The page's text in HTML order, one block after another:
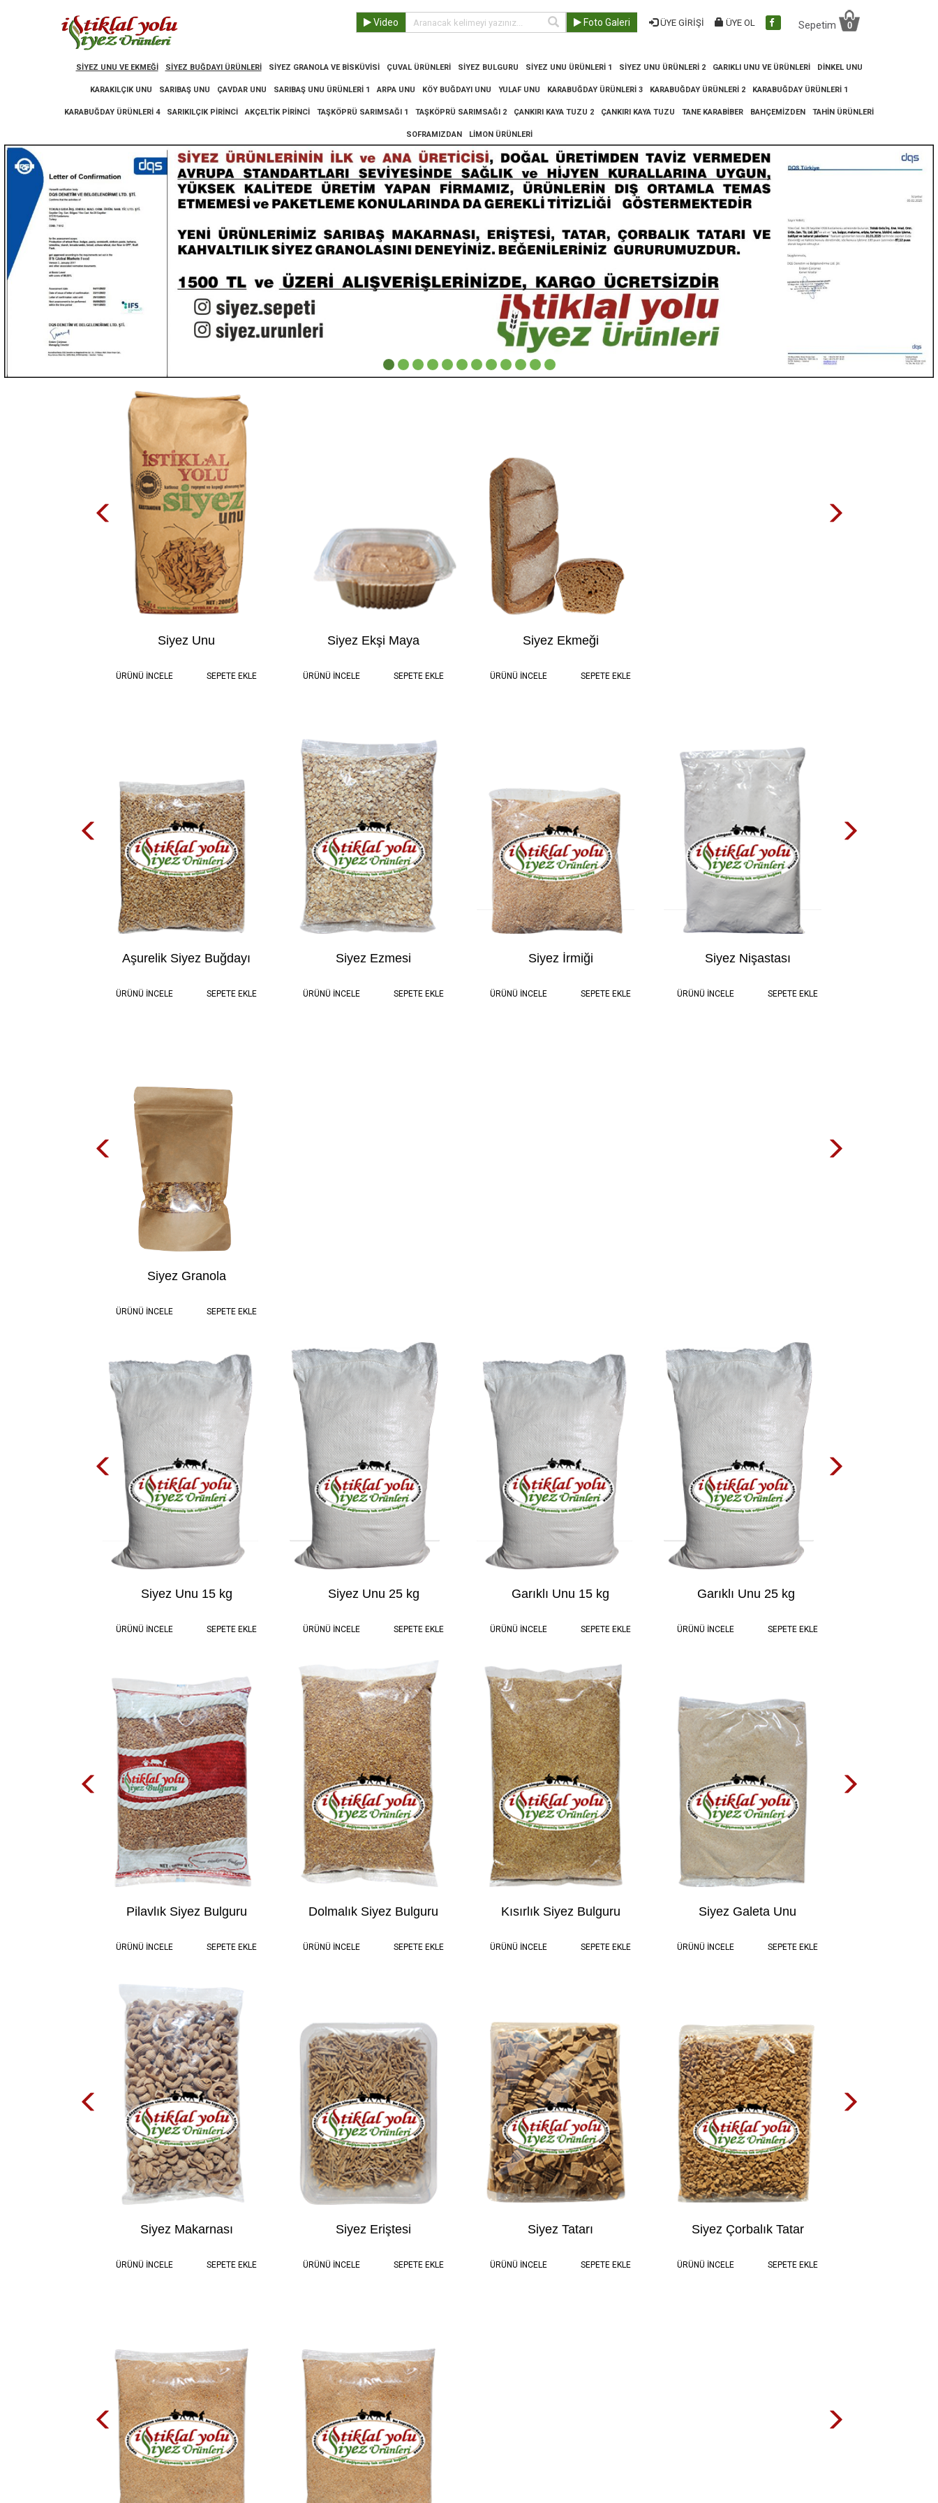
Sepetim 0
ÜYE GİRİŞİ ÜYE OL
Foto Galeri
Video
SIYEZ UNU VE EKMEĞI SIYEZ BUĞDAYI ÜRÜNLERI SIYEZ GRANOLA VE BISKÜVISI ÇUVAL ÜRÜNLERI SIYEZ BULGURU SIYEZ UNU ÜRÜNLERI 1 SIYEZ UNU ÜRÜNLERI 2 GARIKLI UNU VE ÜRÜNLERI DINKEL UNU
KARAKILÇIK UNU SARIBAŞ UNU ÇAVDAR UNU SARIBAŞ UNU ÜRÜNLERI 1 ARPA UNU KÖY BUĞDAYI UNU YULAF UNU KARABUĞDAY ÜRÜNLERI 3 KARABUĞDAY ÜRÜNLERI 2 KARABUĞDAY ÜRÜNLERI 1
KARABUĞDAY ÜRÜNLERI 4 SARIKILÇIK PIRINCI AKÇELTIK PIRINCI TAŞKÖPRÜ SARIMSAĞI 1 TAŞKÖPRÜ SARIMSAĞI 2 ÇANKIRI KAYA TUZU 2 ÇANKIRI KAYA TUZU TANE KARABIBER BAHÇEMIZDEN TAHIN ÜRÜNLERI
SOFRAMIZDAN LIMON ÜRÜNLERI
Siyez Unu
ÜRÜNÜ İNCELE SEPETE EKLE
Siyez Ekşi Maya
ÜRÜNÜ İNCELE SEPETE EKLE
Siyez Ekmeği
ÜRÜNÜ İNCELE SEPETE EKLE
Aşurelik Siyez Buğdayı
ÜRÜNÜ İNCELE SEPETE EKLE
Siyez Ezmesi
ÜRÜNÜ İNCELE SEPETE EKLE
Siyez İrmiği
ÜRÜNÜ İNCELE SEPETE EKLE
Siyez Nişastası
ÜRÜNÜ İNCELE SEPETE EKLE
Siyez Granola
ÜRÜNÜ İNCELE SEPETE EKLE
Siyez Unu 15 kg
ÜRÜNÜ İNCELE SEPETE EKLE
Siyez Unu 25 kg
ÜRÜNÜ İNCELE SEPETE EKLE
Garıklı Unu 15 kg
ÜRÜNÜ İNCELE SEPETE EKLE
Garıklı Unu 25 kg
ÜRÜNÜ İNCELE SEPETE EKLE
Pilavlık Siyez Bulguru
ÜRÜNÜ İNCELE SEPETE EKLE
Dolmalık Siyez Bulguru
ÜRÜNÜ İNCELE SEPETE EKLE
Kısırlık Siyez Bulguru
ÜRÜNÜ İNCELE SEPETE EKLE
Siyez Galeta Unu
ÜRÜNÜ İNCELE SEPETE EKLE
Siyez Makarnası
ÜRÜNÜ İNCELE SEPETE EKLE
Siyez Eriştesi
ÜRÜNÜ İNCELE SEPETE EKLE
Siyez Tatarı
ÜRÜNÜ İNCELE SEPETE EKLE
Siyez Çorbalık Tatar
ÜRÜNÜ İNCELE SEPETE EKLE